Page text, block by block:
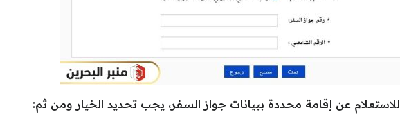
للاستعلام عن إقامة محددة ببيانات جواز السفر، يجب تحديد الخيار ومن ثم: